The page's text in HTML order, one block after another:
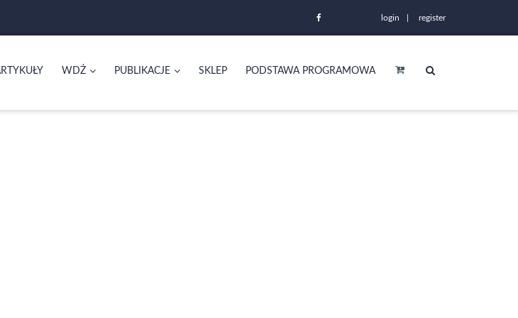
login register
WDŻ PUBLIKACJE SKLEP PODSTAWA PROGRAMOWA